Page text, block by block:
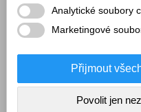
Košík (prázdný)
Analytické soubory
Marketingové
Přijmout
Povolit jen